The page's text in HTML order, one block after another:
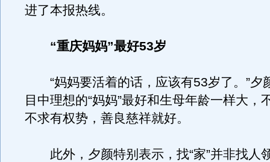
进了本报热线。
“重庆妈妈”最好53岁
“妈妈要活着的话，应该有53岁了。”夕
目中理想的“妈妈”最好和生母年龄一样大，
不求有权势，善良慈祥就好。
此外，夕颜特别表示，找“家”并非找人